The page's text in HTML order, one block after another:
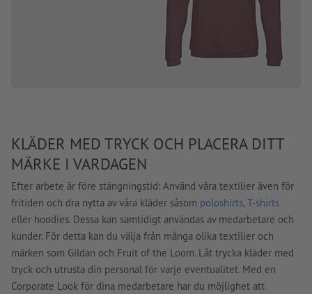
KLÄDER MED TRYCK OCH PLACERA DITT
MÄRKE I VARDAGEN
Efter arbete är före stängningstid: Använd våra textilier även för
fritiden och dra nytta av våra kläder såsom poloshirts,T-shirts
eller hoodies. Dessa kan samtidigt användas av medarbetare och
kunder. För detta kan du välja från många olika textilier och
märken som Gildan och Fruit of the Loom. Låt trycka kläder med
tryck och utrusta din personal för varje eventualitet. Med en
Corporate Look för dina medarbetare har du möjlighet att